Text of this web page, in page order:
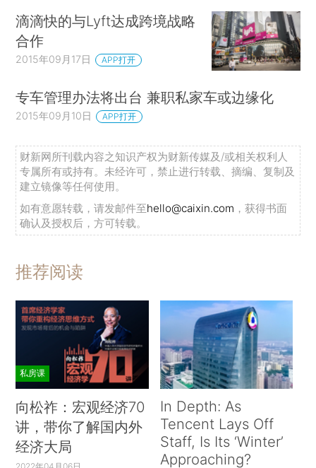
滴滴快的与Lyft达成跨境战略
合作
2015年09月17日 APP打开
专车管理办法将出台 兼职私家车或边缘化
2015年09月10日 APP打开
财新网所刊载内容之知识产权为财新传媒及/或相关权利人
专属所有或持有。未经许可，禁止进行转载、摘编、复制及
建立镜像等任何使用。
如有意愿转载，请发邮件至hello@caixin.com ，获得书面
确认及授权后，方可转载。
推荐阅读
私房课
向松祚：宏观经济70
讲，带你了解国内外
经济大局
In Depth: As
Tencent Lays Off
Staff, Is Its ‘Winter’
Approaching?